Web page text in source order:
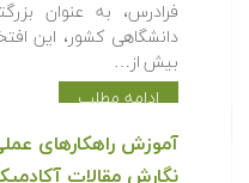
فرادرس، به عنوان
دانشگاهی کشور، این
بیش از…
ادامه مطلب
آموزش راهکارهای
نگارش مقالات